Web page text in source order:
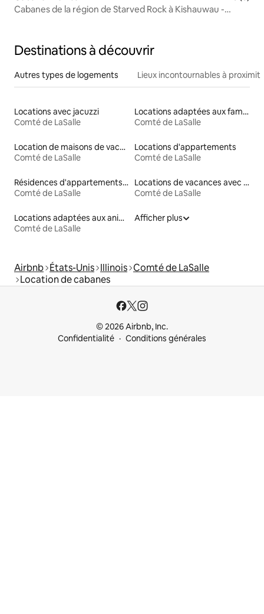
Cabanes de la région de Starved Rock à Kishauwau -
Destinations à découvrir
Autres types de logements Lieux incontournables à
Locations avec jacuzzi
Comté de LaSalle
Locations adaptées aux familles
Comté de LaSalle
Location de maisons de vacances
Comté de LaSalle
Locations d'appartements
Comté de LaSalle
Résidences d'appartements en location
Comté de LaSalle
Locations de vacances avec piscine
Comté de LaSalle
Locations adaptées aux animaux
Comté de LaSalle
Afficher plus
Airbnb États-Unis Illinois Comté de LaSalle
Location de cabanes
© 2026 Airbnb, Inc.
Confidentialité
Conditions générales